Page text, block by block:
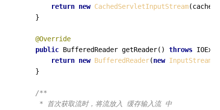
return new CachedServletInputStream
    }
@Override
public BufferedReader getReader() throws
return new BufferedReader(new
    }
/**
     * 首次获取流时，将流放入 缓存输入流 中